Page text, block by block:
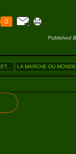
0
Published
LA MARCHE DU